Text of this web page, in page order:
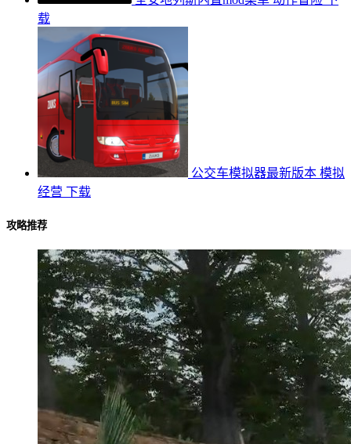
载
公交车模拟器最新版本 模拟
经营 下载
攻略推荐